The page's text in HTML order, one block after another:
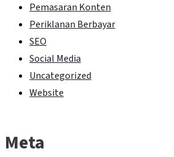
Pemasaran Konten
Periklanan Berbayar
SEO
Social Media
Uncategorized
Website
Meta